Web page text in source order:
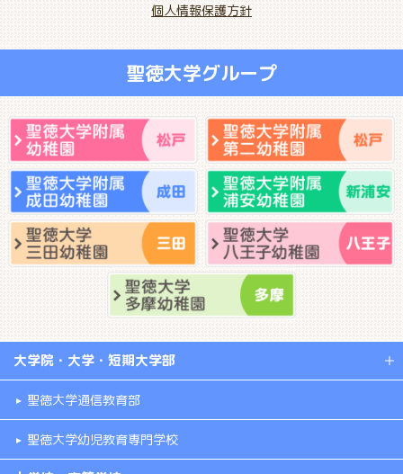
聖徳大学グループ
大学院・大学・短期大学部
聖徳大学通信教育部
聖徳大学幼児教育専門学校
個人情報保護方針